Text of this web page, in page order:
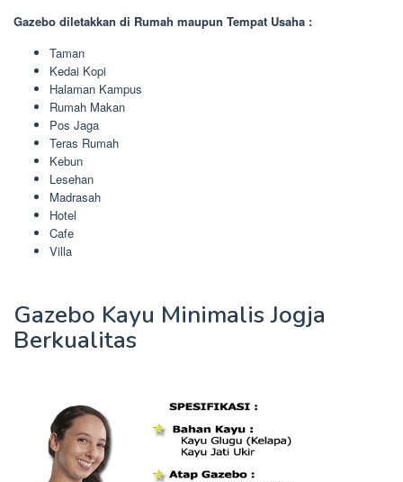
Gazebo diletakkan di Rumah maupun Tempat Usaha :
Taman
Kedai Kopi
Halaman Kampus
Rumah Makan
Pos Jaga
Teras Rumah
Kebun
Lesehan
Madrasah
Hotel
Cafe
Villa
Gazebo Kayu Minimalis Jogja
Berkualitas